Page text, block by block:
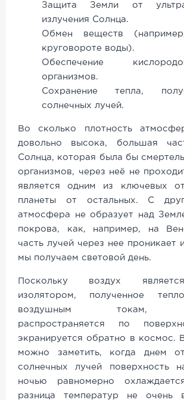
Защита Земли от
излучения Солнца.
Обмен веществ
круговороте воды).
Обеспечение
организмов.
Сохранение тепла,
солнечных лучей.
Во сколько плотность
довольно высока, большая
Солнца, которая была бы
организмов, через неё не
является одним из ключевых
планеты от остальных. С
атмосфера не образует над
покрова, как, например, на
часть лучей через нее проникает
мы получаем световой день.
Поскольку воздух
изолятором, полученное
воздушным токам,
распространяется по
экранируется обратно в космос.
можно заметить, когда днем
солнечных лучей поверхность
ночью равномерно
разница температур не очень